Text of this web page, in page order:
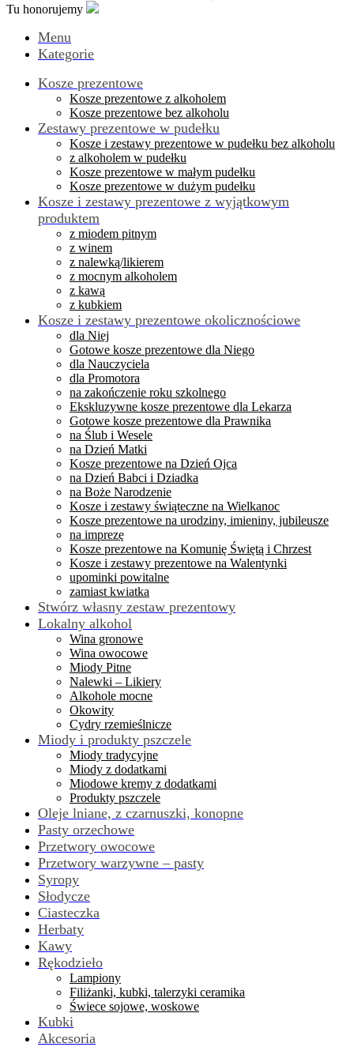
Tu honorujemy
Menu
Kategorie
Kosze prezentowe
Kosze prezentowe z alkoholem
Kosze prezentowe bez alkoholu
Zestawy prezentowe w pudełku
Kosze i zestawy prezentowe w pudełku bez alkoholu
z alkoholem w pudełku
Kosze prezentowe w małym pudełku
Kosze prezentowe w dużym pudełku
Kosze i zestawy prezentowe z wyjątkowym
produktem
z miodem pitnym
z winem
z nalewką/likierem
z mocnym alkoholem
z kawą
z kubkiem
Kosze i zestawy prezentowe okolicznościowe
dla Niej
Gotowe kosze prezentowe dla Niego
dla Nauczyciela
dla Promotora
na zakończenie roku szkolnego
Ekskluzywne kosze prezentowe dla Lekarza
Gotowe kosze prezentowe dla Prawnika
na Ślub i Wesele
na Dzień Matki
Kosze prezentowe na Dzień Ojca
na Dzień Babci i Dziadka
na Boże Narodzenie
Kosze i zestawy świąteczne na Wielkanoc
Kosze prezentowe na urodziny, imieniny, jubileusze
na imprezę
Kosze prezentowe na Komunię Świętą i Chrzest
Kosze i zestawy prezentowe na Walentynki
upominki powitalne
zamiast kwiatka
Stwórz własny zestaw prezentowy
Lokalny alkohol
Wina gronowe
Wina owocowe
Miody Pitne
Nalewki – Likiery
Alkohole mocne
Okowity
Cydry rzemieślnicze
Miody i produkty pszczele
Miody tradycyjne
Miody z dodatkami
Miodowe kremy z dodatkami
Produkty pszczele
Oleje lniane, z czarnuszki, konopne
Pasty orzechowe
Przetwory owocowe
Przetwory warzywne – pasty
Syropy
Słodycze
Ciasteczka
Herbaty
Kawy
Rękodzieło
Lampiony
Filiżanki, kubki, talerzyki ceramika
Świece sojowe, woskowe
Kubki
Akcesoria